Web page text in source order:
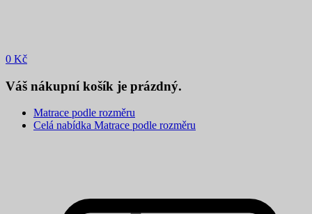
0 Kč
Váš nákupní košík je prázdný.
Matrace podle rozměru
Celá nabídka Matrace podle rozměru